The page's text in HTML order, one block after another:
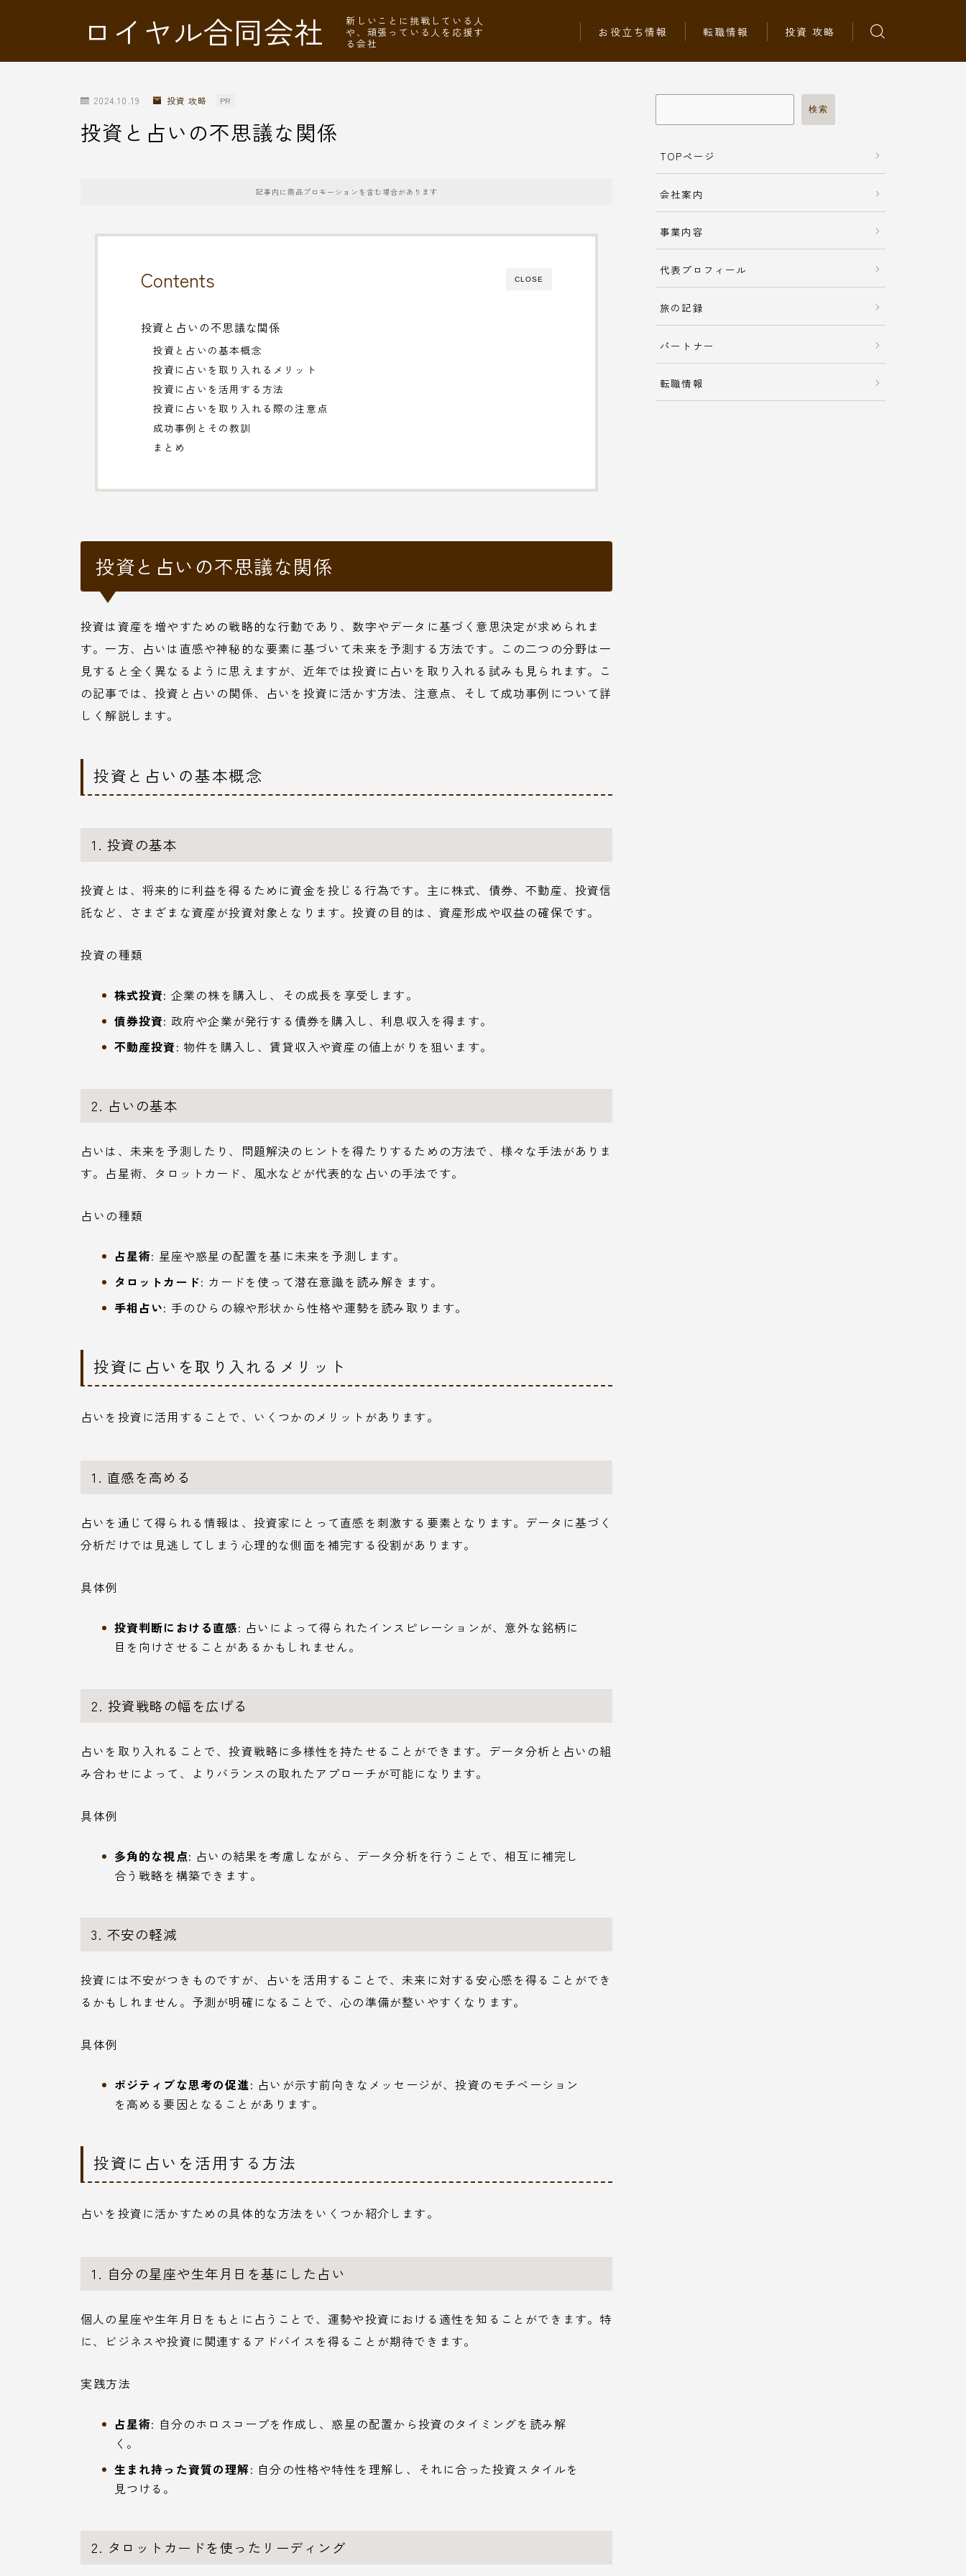
ロイヤル合同会社
新しいことに挑戦している人
や、頑張っている人を応援す
る会社
お役立ち情報 転職情報 投資 攻略
2024.10.19 投資 攻略 PR
投資と占いの不思議な関係
記事内に商品プロモーションを含む場合があります
CLOSE
Contents
投資と占いの不思議な関係
投資と占いの基本概念
投資に占いを取り入れるメリット
投資に占いを活用する方法
投資に占いを取り入れる際の注意点
成功事例とその教訓
まとめ
投資と占いの不思議な関係
投資は資産を増やすための戦略的な行動であり、数字やデータに基づく意思決定が求められま
す。一方、占いは直感や神秘的な要素に基づいて未来を予測する方法です。この二つの分野は一
見すると全く異なるように思えますが、近年では投資に占いを取り入れる試みも見られます。こ
の記事では、投資と占いの関係、占いを投資に活かす方法、注意点、そして成功事例について詳
しく解説します。
投資と占いの基本概念
1. 投資の基本
投資とは、将来的に利益を得るために資金を投じる行為です。主に株式、債券、不動産、投資信
託など、さまざまな資産が投資対象となります。投資の目的は、資産形成や収益の確保です。
投資の種類
株式投資: 企業の株を購入し、その成長を享受します。
債券投資: 政府や企業が発行する債券を購入し、利息収入を得ます。
不動産投資: 物件を購入し、賃貸収入や資産の値上がりを狙います。
2. 占いの基本
占いは、未来を予測したり、問題解決のヒントを得たりするための方法で、様々な手法がありま
す。占星術、タロットカード、風水などが代表的な占いの手法です。
占いの種類
占星術: 星座や惑星の配置を基に未来を予測します。
タロットカード: カードを使って潜在意識を読み解きます。
手相占い: 手のひらの線や形状から性格や運勢を読み取ります。
投資に占いを取り入れるメリット
占いを投資に活用することで、いくつかのメリットがあります。
1. 直感を高める
占いを通じて得られる情報は、投資家にとって直感を刺激する要素となります。データに基づく
分析だけでは見逃してしまう心理的な側面を補完する役割があります。
具体例
投資判断における直感: 占いによって得られたインスピレーションが、意外な銘柄に
目を向けさせることがあるかもしれません。
2. 投資戦略の幅を広げる
占いを取り入れることで、投資戦略に多様性を持たせることができます。データ分析と占いの組
み合わせによって、よりバランスの取れたアプローチが可能になります。
具体例
多角的な視点: 占いの結果を考慮しながら、データ分析を行うことで、相互に補完し
合う戦略を構築できます。
3. 不安の軽減
投資には不安がつきものですが、占いを活用することで、未来に対する安心感を得ることができ
るかもしれません。予測が明確になることで、心の準備が整いやすくなります。
具体例
ポジティブな思考の促進: 占いが示す前向きなメッセージが、投資のモチベーション
を高める要因となることがあります。
投資に占いを活用する方法
占いを投資に活かすための具体的な方法をいくつか紹介します。
1. 自分の星座や生年月日を基にした占い
個人の星座や生年月日をもとに占うことで、運勢や投資における適性を知ることができます。特
に、ビジネスや投資に関連するアドバイスを得ることが期待できます。
実践方法
占星術: 自分のホロスコープを作成し、惑星の配置から投資のタイミングを読み解
く。
生まれ持った資質の理解: 自分の性格や特性を理解し、それに合った投資スタイルを
見つける。
2. タロットカードを使ったリーディング
検索
TOPページ
会社案内
事業内容
代表プロフィール
旅の記録
パートナー
転職情報